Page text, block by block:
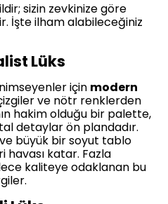
sizin zevkinize göre
İşte ilham alabileceğiniz
Lüks
için modern
ve nötr renklerden
hakim olduğu bir palette,
detaylar ön plandadır.
büyük bir soyut tablo
havası katar. Fazla
kaliteye odaklanan bu